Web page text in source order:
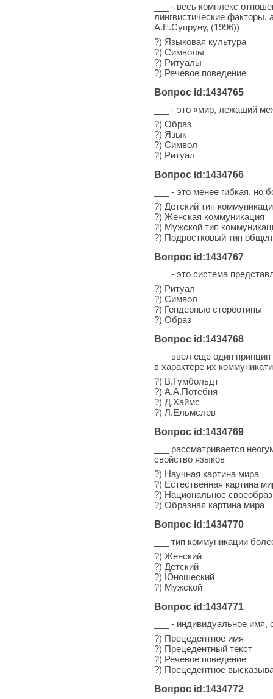
___ - весь комплекс
лингвистические факторы,
А.Е.Супруну, (1996))
?) Языковая культура
?) Символы
?) Ритуалы
?) Речевое поведение
Вопрос id:1434765
___ - это «мир, лежащий
?) Образ
?) Язык
?) Символ
?) Ритуал
Вопрос id:1434766
___ - это менее гибкая,
?) Детский тип
?) Женская коммуникация
?) Мужской тип
?) Подростковый тип
Вопрос id:1434767
___ - это система
?) Ритуал
?) Символ
?) Гендерные стереотипы
?) Образ
Вопрос id:1434768
___ ввел еще один
в характере их
?) В.Гумбольдт
?) А.А.Потебня
?) Д.Хаймс
?) Л.Ельмслев
Вопрос id:1434769
___ рассматривается
свойство языков
?) Научная картина мира
?) Естественная картина
?) Национальное
?) Образная картина мира
Вопрос id:1434770
___ тип коммуникации
?) Женский
?) Детский
?) Юношеский
?) Мужской
Вопрос id:1434771
___ - индивидуальное
?) Прецедентное имя
?) Прецедентный текст
?) Речевое поведение
?) Прецедентное
Вопрос id:1434772